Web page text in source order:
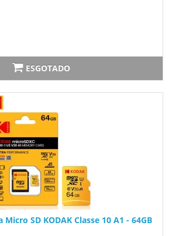
ESGOTADO
SD KODAK Classe 10 A1 - 64GB